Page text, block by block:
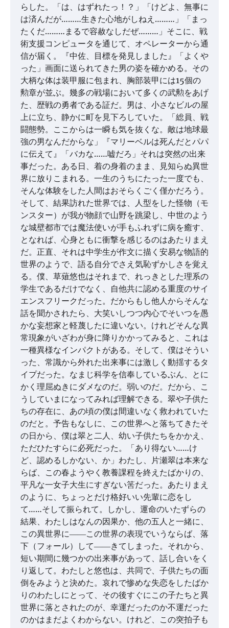
らした。「は、はずれたっ！？」「けどよ、無事に
は済んだが………生きた心地がしねえ………」「まっ
たくだ………まるで容赦なしだぜ………」そこに、戦
術支援コンピュータを通じて、オペレーターから通
信が届く。『中佐、目標を発見しました』「よくや
った」画面に送られてきた男の姿を確かめる。その
大柄な体は装甲服に包まれ、胸部装甲には15個の
勲章が並ぶ。幾多の戦場において多くの武勲をあげ
た、歴戦の勇者である証だ。男は、小さなビルの屋
上に立ち、静かに町を見下ろしていた。「総員、戦
闘態勢。ここからは一瞬も気を抜くな。敵は地球最
強の男なんだからな」『マリーベルは死んだとパパ
に伝えて』「バカな……嘘だろ」それは突然の出来
事だった。ある日、着の身着のまま、見知らぬ異世
界に放りこまれる。一生のうちにたった一度でも、
そんな体験をした人間はおそらくごく僅かだろう。
そして、結果訪れた世界では、人型をした怪物（モ
ンスター）が我が物顔で山野を跳梁し、中世のよう
な城壁都市では魔法使いが手もふれずに病を癒す、
となれば、心身ともに衝撃を感じるのはあたりまえ
だ。正直、それは中学生が作文に描く安易な物語的
世界のようで、語る自分でさえ気恥ずかしさを覚え
る。僕、草薙悠也はそれまで、れっきとした理系の
学生であるだけでなく、自他共に認める重度のサイ
エンスフリークだった。だからもし他人からそんな
話を聞かされたら、大笑いしつつ内心でそいつを愚
かな妄想家と軽蔑したに違いない。けれどそんな異
常現象がいざわが身に降りかかってみると、これは
一種異様なインパクトがある。そして、僕はそうい
った、常識から外れた出来事には激しく動揺するタ
イプだった。なまじ科学を信奉しているぶん、とに
かく理屈ぬきにダメなのだ。弱いのだ。だから、こ
うしていまになってみれば理解できる。翠や子供た
ちの存在に、あの頃の僕は間違いなく救われていた
のだと。予告もなしに、この世界へと落ちてきたそ
の日から、僕は翠と二人、幼い子供たちをかかえ、
ただひたすらに必死だった。「あり得ない……け
ど、認めるしかない、か」わたし、片瀬翠は本来な
らば、この春ようやく教養課程を終えたばかりの、
平凡な一女子大生にすぎない筈だった。あたりまえ
のように、ちょっとだけ格好いい先輩に恋をし
て……そして振られて。しかし、運命のいたずらの
結果、わたしはなんの因果か、他の五人と一緒に、
この異世界に――この世界の表現でいうならば、落
下（フォール）して――きてしまった。それから、
短い期間に幾つかの出来事があって、話し合いをく
り返して。わたしと悠也は、共同で、子供たちの面
倒をみようと決めた。哀れで惨めな失恋をしたばか
りのわたしにとって、その後すぐにこの子たちと異
世界に落とされたのが、幸運だったのか不運だった
のかはまだよくわからない。けれど、この突拍子も